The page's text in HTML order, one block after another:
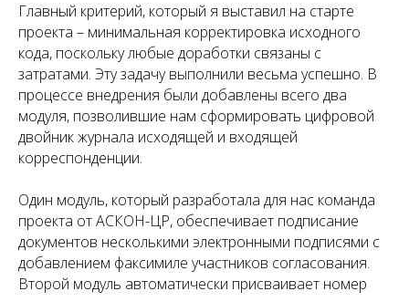
Главный критерий, который я выставил на старте
проекта – минимальная корректировка исходного
кода, поскольку любые доработки связаны с
затратами. Эту задачу выполнили весьма успешно. В
процессе внедрения были добавлены всего два
модуля, позволившие нам сформировать цифровой
двойник журнала исходящей и входящей
корреспонденции.
Один модуль, который разработала для нас команда
проекта от АСКОН-ЦР, обеспечивает подписание
документов несколькими электронными подписями с
добавлением факсимиле участников согласования.
Второй модуль автоматически присваивает номер